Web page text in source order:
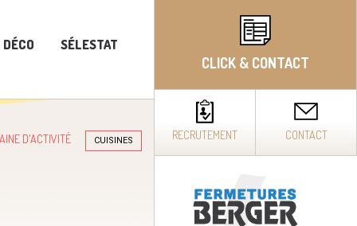
SÉLESTAT
CLICK & CONTACT
RECRUTEMENT CONTACT
D'ACTIVITÉ CUISINES